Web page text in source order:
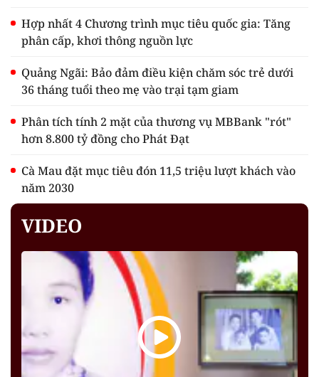
Hợp nhất 4 Chương trình mục tiêu quốc gia: Tăng
phân cấp, khơi thông nguồn lực
Quảng Ngãi: Bảo đảm điều kiện chăm sóc trẻ dưới
36 tháng tuổi theo mẹ vào trại tạm giam
Phân tích tính 2 mặt của thương vụ MBBank "rót"
hơn 8.800 tỷ đồng cho Phát Đạt
Cà Mau đặt mục tiêu đón 11,5 triệu lượt khách vào
năm 2030
VIDEO